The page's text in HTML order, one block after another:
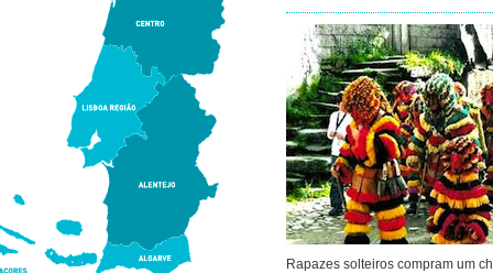
Rapazes solteiros compram um